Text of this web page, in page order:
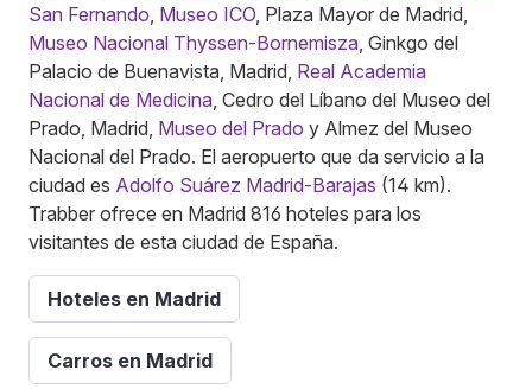
San Fernando Museo ICO , Plaza Mayor de Madrid,
Museo Nacional Thyssen-Bornemisza , Ginkgo del
Palacio de Buenavista, Madrid, Real Academia
Nacional de Medicina , Cedro del Líbano del Museo del
Prado, Madrid, Museo del Prado y Almez del Museo
Nacional del Prado. El aeropuerto que da servicio a la
ciudad es Adolfo Suárez Madrid-Barajas (14 km).
Trabber ofrece en Madrid 816 hoteles para los
visitantes de esta ciudad de España.
Hoteles en Madrid
Carros en Madrid